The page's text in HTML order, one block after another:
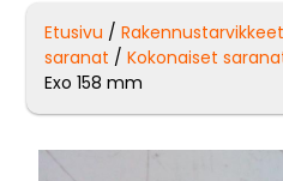
Etusivu /Rakennustarvikkeet
saranat /Kokonaiset
Exo 158 mm